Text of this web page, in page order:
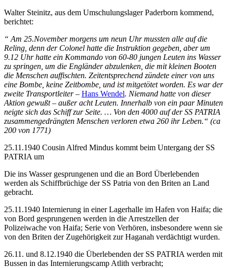
Walter Steinitz, aus dem Umschulungslager Paderborn kommend,
berichtet:
“ Am 25.November morgens um neun Uhr mussten alle auf die
Reling, denn der Colonel hatte die Instruktion gegeben, aber um
9.12 Uhr hatte ein Kommando von 60-80 jungen Leuten ins Wasser
zu springen, um die Engländer abzulenken, die mit kleinen Booten
die Menschen auffischten. Zeitentsprechend zündete einer von uns
eine Bombe, keine Zeitbombe, und ist mitgetötet worden. Es war der
zweite Transportleiter – Hans Wendel. Niemand hatte von dieser
Aktion gewußt – außer acht Leuten. Innerhalb von ein paar Minuten
neigte sich das Schiff zur Seite. … Von den 4000 auf der SS PATRIA
zusammengedrängten Menschen verloren etwa 260 ihr Leben.“ (ca
200 von 1771)
25.11.1940 Cousin Alfred Mindus kommt beim Untergang der SS
PATRIA um
Die ins Wasser gesprungenen und die an Bord Überlebenden
werden als Schiffbrüchige der SS Patria von den Briten an Land
gebracht.
25.11.1940 Internierung in einer Lagerhalle im Hafen von Haifa; die
von Bord gesprungenen werden in die Arrestzellen der
Polizeiwache von Haifa; Serie von Verhören, insbesondere wenn sie
von den Briten der Zugehörigkeit zur Haganah verdächtigt wurden.
26.11. und 8.12.1940 die Überlebenden der SS PATRIA werden mit
Bussen in das Internierungscamp Atlith verbracht;